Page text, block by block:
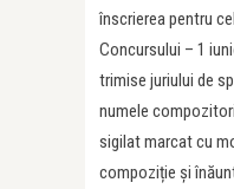
înscrierea pentru
Concursului – 1
trimise juriului de
numele
sigilat marcat cu
compoziție și